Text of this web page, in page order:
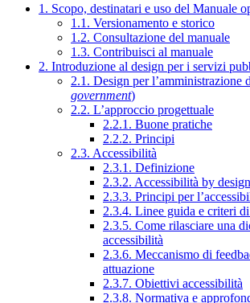
1. Scopo, destinatari e uso del Manuale
1.1. Versionamento e storico
1.2. Consultazione del manuale
1.3. Contribuisci al manuale
2. Introduzione al design per i servizi
2.1. Design per l’amministrazione
government)
2.2. L’approccio progettuale
2.2.1. Buone pratiche
2.2.2. Principi
2.3. Accessibilità
2.3.1. Definizione
2.3.2. Accessibilità by design
2.3.3. Principi per
2.3.4. Linee guida e criteri di
2.3.5. Come rilasciare una
accessibilità
2.3.6. Meccanismo di
attuazione
2.3.7. Obiettivi accessibilità
2.3.8. Normativa e